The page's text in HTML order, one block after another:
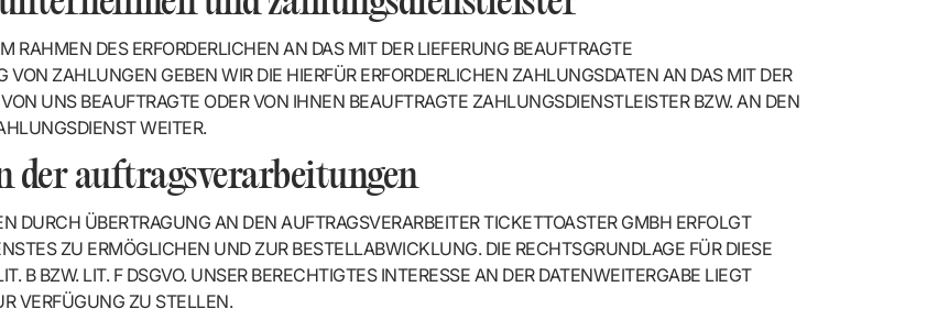
RAHMEN DES ERFORDERLICHEN AN DAS MIT DER LIEFERUNG BEAUFTRAGTE
ZAHLUNGEN GEBEN WIR DIE HIERFÜR ERFORDERLICHEN ZAHLUNGSDATEN AN DAS MIT DER
UNS BEAUFTRAGTE ODER VON IHNEN BEAUFTRAGTE ZAHLUNGSDIENSTLEISTER BZW. AN DEN
WEITER.
der auftragsverarbeitungen
DURCH ÜBERTRAGUNG AN DEN AUFTRAGSVERARBEITER TICKETTOASTER GMBH ERFOLGT
ZU ERMÖGLICHEN UND ZUR BESTELLABWICKLUNG. DIE RECHTSGRUNDLAGE FÜR DIESE Ü
B BZW. LIT. F DSGVO. UNSER BERECHTIGTES INTERESSE AN DER DATENWEITERGABE LIEGT D
VERFÜGUNG ZU STELLEN.